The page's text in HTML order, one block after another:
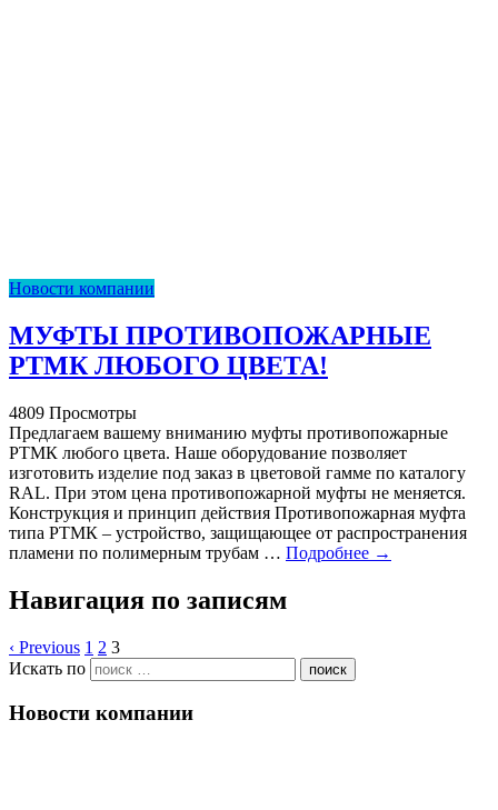
Новости компании
МУФТЫ ПРОТИВОПОЖАРНЫЕ
РТМК ЛЮБОГО ЦВЕТА!
4809 Просмотры
Предлагаем вашему вниманию муфты противопожарные
РТМК любого цвета. Наше оборудование позволяет
изготовить изделие под заказ в цветовой гамме по каталогу
RAL. При этом цена противопожарной муфты не меняется.
Конструкция и принцип действия Противопожарная муфта
типа РТМК – устройство, защищающее от распространения
пламени по полимерным трубам … Подробнее →
Навигация по записям
‹ Previous 1 2 3
Искать по
поиск
Новости компании